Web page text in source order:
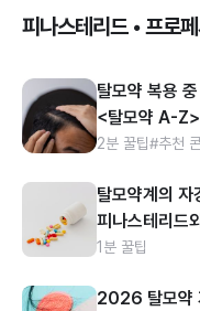
피나스테리드 • 프로
탈모약 복용
<탈모약 A-
2분 꿀팁#추천
탈모약계의 자
피나스테리드
1분 꿀팁
2026 탈모약